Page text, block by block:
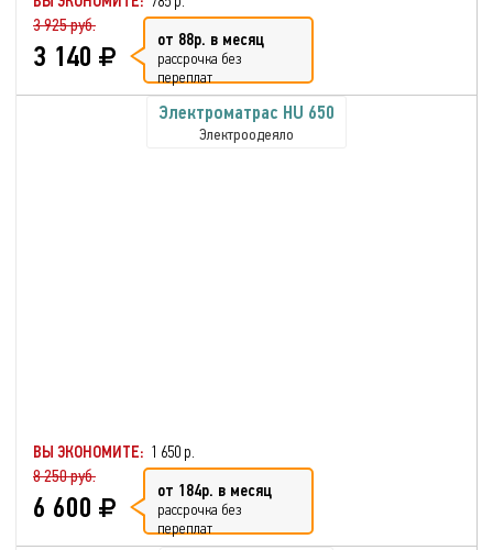
3 925 руб.
3 140 от 88р. в месяц
рассрочка без
переплат
Электроматрас HU 650
Электроодеяло
ВЫ ЭКОНОМИТЕ: 1 650 р.
8 250 руб.
6 600 от 184р. в месяц
рассрочка без
переплат